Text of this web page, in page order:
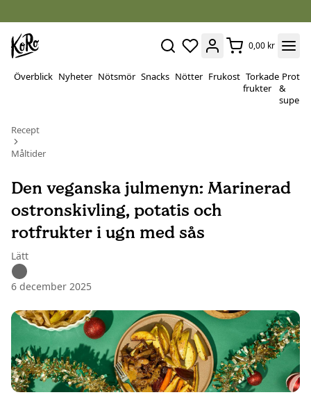
0,00 kr
Överblick Nyheter Nötsmör Snacks Nötter Frukost Torkade
frukter
&
Recept
Måltider
Den veganska julmenyn: Marinerad
ostronskivling, potatis och
rotfrukter i ugn med sås
Lätt
6 december 2025